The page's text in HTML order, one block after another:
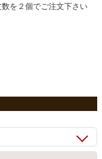
を２個でご注文下さい